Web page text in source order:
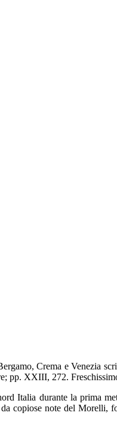
Crema e Venezia
pp. XXIII, 272.
Italia durante la prima
copiose note del